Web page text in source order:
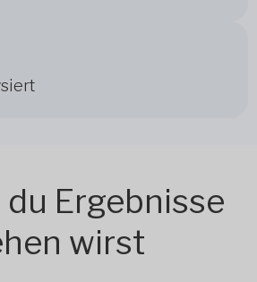
Ergebnisse
wirst